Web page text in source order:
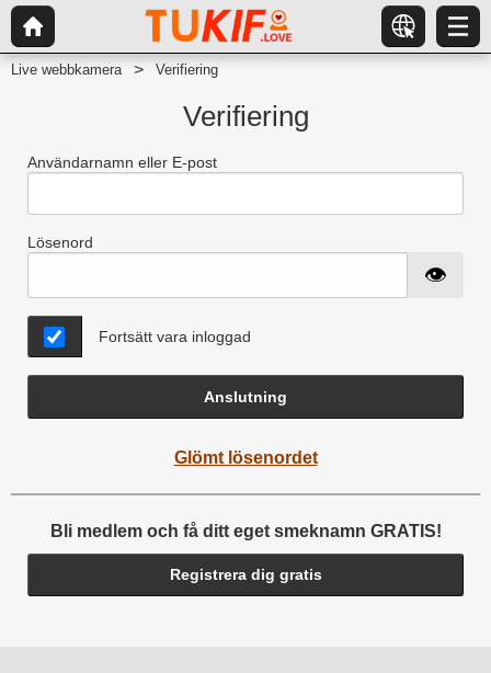
Live webbkamera Verifiering
Verifiering
Användarnamn eller E-post
Lösenord
Fortsätt vara inloggad
Anslutning
Glömt lösenordet
Bli medlem och få ditt eget smeknamn GRATIS!
Registrera dig gratis